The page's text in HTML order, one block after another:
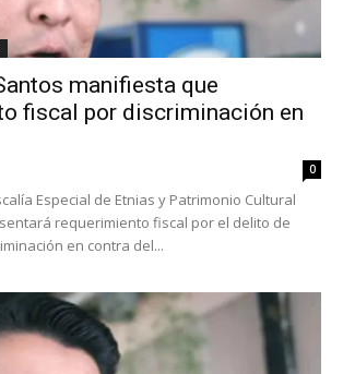
manifiesta que
fiscal por discriminación en
0
Especial de Etnias y Patrimonio Cultural
requerimiento fiscal por el delito de
en contra del...